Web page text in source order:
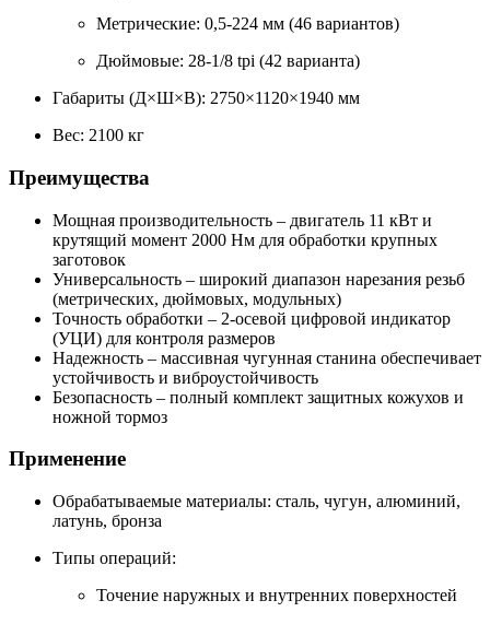
Метрические: 0,5-224 мм (46 вариантов)
Дюймовые: 28-1/8 tpi (42 варианта)
Габариты (Д×Ш×В): 2750×1120×1940 мм
Вес: 2100 кг
Преимущества
Мощная производительность – двигатель 11 кВт и
крутящий момент 2000 Нм для обработки крупных
заготовок
Универсальность – широкий диапазон нарезания резьб
(метрических, дюймовых, модульных)
Точность обработки – 2-осевой цифровой индикатор
(УЦИ) для контроля размеров
Надежность – массивная чугунная станина обеспечивает
устойчивость и виброустойчивость
Безопасность – полный комплект защитных кожухов и
ножной тормоз
Применение
Обрабатываемые материалы: сталь, чугун, алюминий,
латунь, бронза
Типы операций:
Точение наружных и внутренних поверхностей